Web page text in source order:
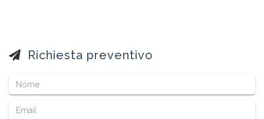
Richiesta preventivo